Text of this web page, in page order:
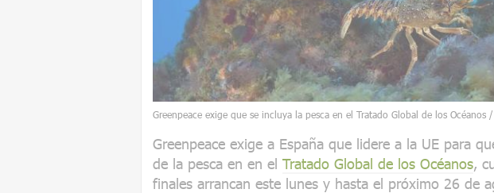
Greenpeace exige que se incluya la pesca en el Tratado Global de los Océanos
Greenpeace exige a España que lidere a la UE para
de la pesca en en el Tratado Global de los Océanos,
finales arrancan este lunes y hasta el próximo 26 de